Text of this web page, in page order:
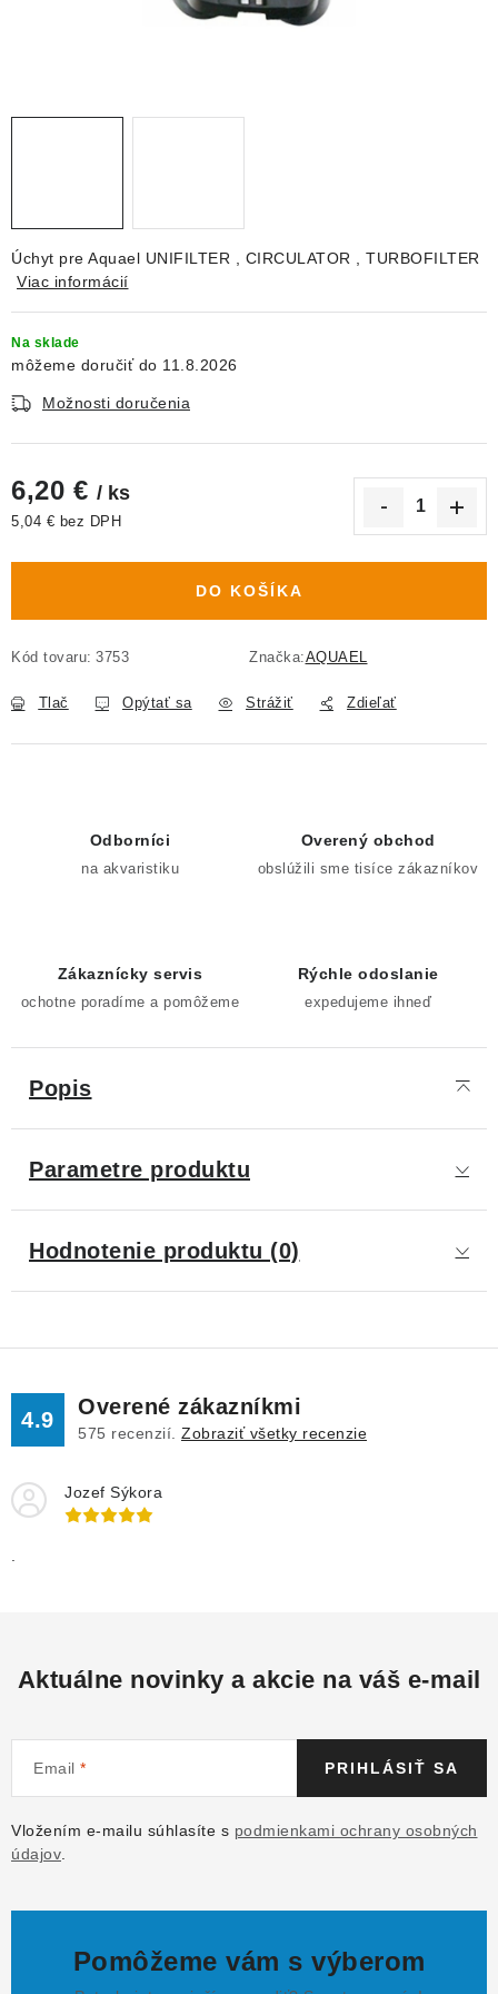
ŽIVOČÍCHY
Moja objednávka
Úchyt pre Aquael UNIFILTER , CIRCULATOR , TURBOFILTER
Viac informácií
Na sklade
11.8.2026
Možnosti doručenia
6,20 € / ks
5,04 € bez DPH
DO KOŠÍKA
Kód tovaru: 3753 Značka:AQUAEL
Tlač Opýtať sa Strážiť Zdieľať
Odborníci
na akvaristiku
Overený obchod
obslúžili sme tisíce zákazníkov
Zákaznícky servis
ochotne poradíme a pomôžeme
Rýchle odoslanie
expedujeme ihneď
Popis
Parametre produktu
Hodnotenie produktu (0)
4.9
Overené zákazníkmi
575 recenzií. Zobraziť všetky recenzie
Jozef Sýkora
Aktuálne novinky a akcie na váš e-mail
Email
Vložením e-mailu súhlasíte s podmienkami ochrany osobných
údajov
PRIHLÁSIŤ SA
Pomôžeme vám s výberom